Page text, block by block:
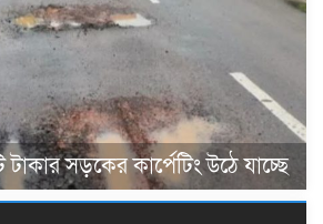
সড়কের কার্পেটিং উঠে যাচ্ছে